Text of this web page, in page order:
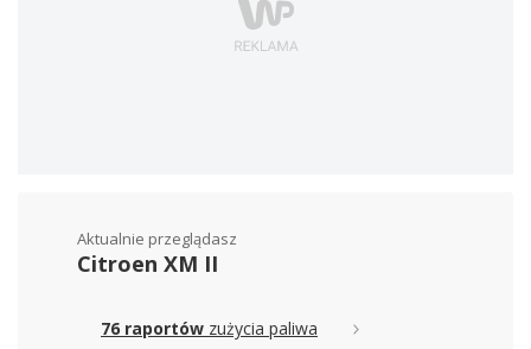
Aktualnie przeglądasz
Citroen XM II
76 raportów zużycia paliwa